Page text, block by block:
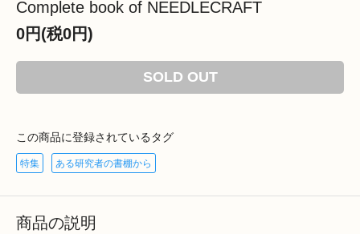
Complete book of NEEDLECRAFT
0円(税0円)
SOLD OUT
この商品に登録されているタグ
特集 ある研究者の書棚から
商品の説明